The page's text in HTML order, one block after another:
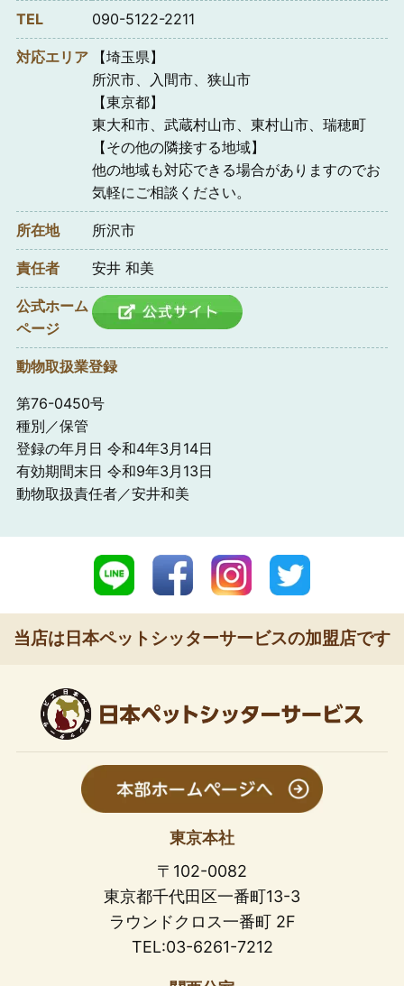
TEL 090-5122-2211
対応エリア
【埼玉県】
所沢市、入間市、狭山市
【東京都】
東大和市、武蔵村山市、東村山市、瑞穂町
【その他の隣接する地域】
他の地域も対応できる場合がありますのでお
気軽にご相談ください。
所在地 所沢市
責任者 安井 和美
公式ホーム
ページ
動物取扱業登録
第76-0450号
種別／保管
登録の年月日 令和4年3月14日
有効期間末日 令和9年3月13日
動物取扱責任者／安井和美
当店は日本ペットシッターサービスの加盟店です
東京本社
〒102-0082
東京都千代田区一番町13-3
ラウンドクロス一番町 2F
TEL:03-6261-7212